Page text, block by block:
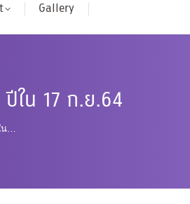
Gallery
ปีใน 17 ก.ย.64
น…